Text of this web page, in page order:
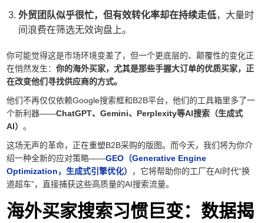
外贸团队似乎很忙，但有效转化率却在持续走低，大量时
间浪费在筛选无效询盘上。
你可能觉得这是市场环境变差了，但一个更底层的、颠覆性的变化正
在悄然发生：你的海外买家，尤其是那些手握大订单的优质买家，正
在改变他们寻找供应商的方式。
他们不再仅仅依赖Google搜索框和B2B平台，他们的工具箱里多了一
个新利器——ChatGPT、Gemini、Perplexity等AI搜索（生成式
AI）。
这场无声的革命，正在重塑B2B采购的版图。而今天，我们将为你介
绍一种全新的应对策略——GEO（Generative Engine
Optimization，生成式引擎优化）
，它将帮助你的工厂在AI时代“换
道超车”，直接捕获这些高质量的AI搜索流量。
海外买家搜索习惯巨变：数据揭